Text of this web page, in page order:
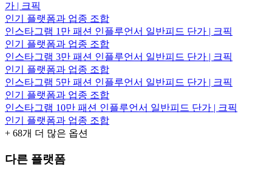
가 | 크픽
인기 플랫폼과 업종 조합
인스타그램 1만 패션 인플루언서 일반피드 단가 | 크픽
인기 플랫폼과 업종 조합
인스타그램 3만 패션 인플루언서 일반피드 단가 | 크픽
인기 플랫폼과 업종 조합
인스타그램 5만 패션 인플루언서 일반피드 단가 | 크픽
인기 플랫폼과 업종 조합
인스타그램 10만 패션 인플루언서 일반피드 단가 | 크픽
인기 플랫폼과 업종 조합
+ 68개 더 많은 옵션
다른 플랫폼